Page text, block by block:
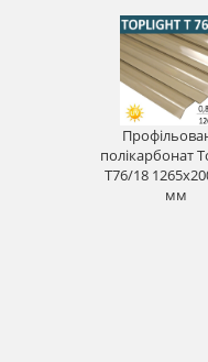
полікарбонат
T76/18
мм